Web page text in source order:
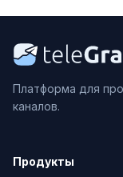
Платформа для
каналов.
Продукты